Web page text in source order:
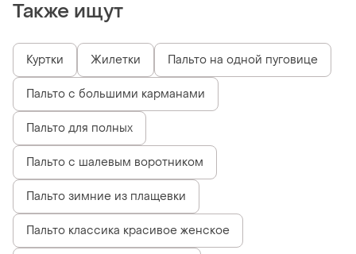
Также ищут
Куртки Жилетки Пальто на одной пуговице
Пальто с большими карманами
Пальто для полных
Пальто с шалевым воротником
Пальто зимние из плащевки
Пальто классика красивое женское